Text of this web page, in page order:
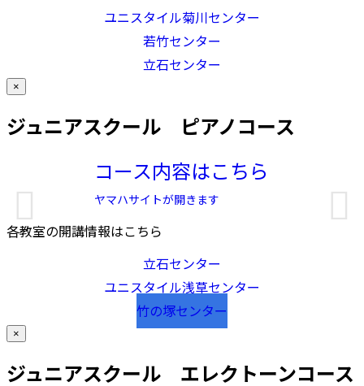
ユニスタイル菊川センター
若竹センター
立石センター
×
ジュニアスクール ピアノコース
コース内容はこちら
ヤマハサイトが開きます
各教室の開講情報はこちら
立石センター
ユニスタイル浅草センター
竹の塚センター
×
ジュニアスクール エレクトーンコース